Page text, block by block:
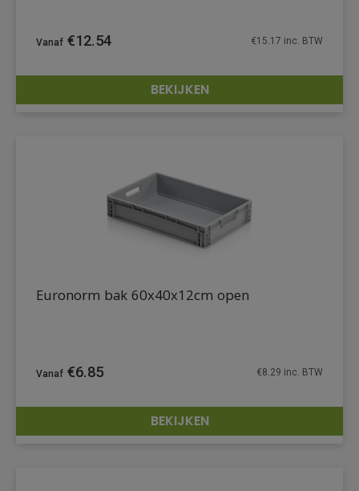
DETAILS
€12.54 €15.17 inc. BTW
BEKIJKEN
DETAILS
Euronorm bak 60x40x12cm open
€6.85 €8.29 inc. BTW
BEKIJKEN